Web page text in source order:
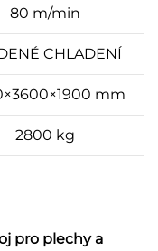
80 m/min
CHLADENÍ
mm
2800 kg
pro plechy a